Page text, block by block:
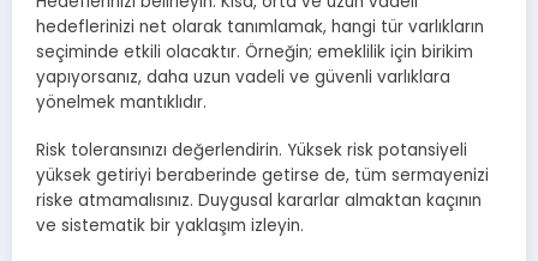
hedeflerinizi net olarak tanımlamak, hangi tür varlıkların
seçiminde etkili olacaktır. Örneğin; emeklilik için birikim
yapıyorsanız, daha uzun vadeli ve güvenli varlıklara
yönelmek mantıklıdır.
Risk toleransınızı değerlendirin. Yüksek risk potansiyeli
yüksek getiriyi beraberinde getirse de, tüm sermayenizi
riske atmamalısınız. Duygusal kararlar almaktan kaçının
ve sistematik bir yaklaşım izleyin.